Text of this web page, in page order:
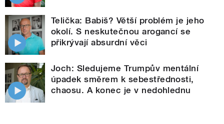
Telička: Babiš? Větší problém je jeho
okolí. S neskutečnou arogancí se
přikrývají absurdní věci
Joch: Sledujeme Trumpův mentální
úpadek směrem k sebestřednosti,
chaosu. A konec je v nedohlednu